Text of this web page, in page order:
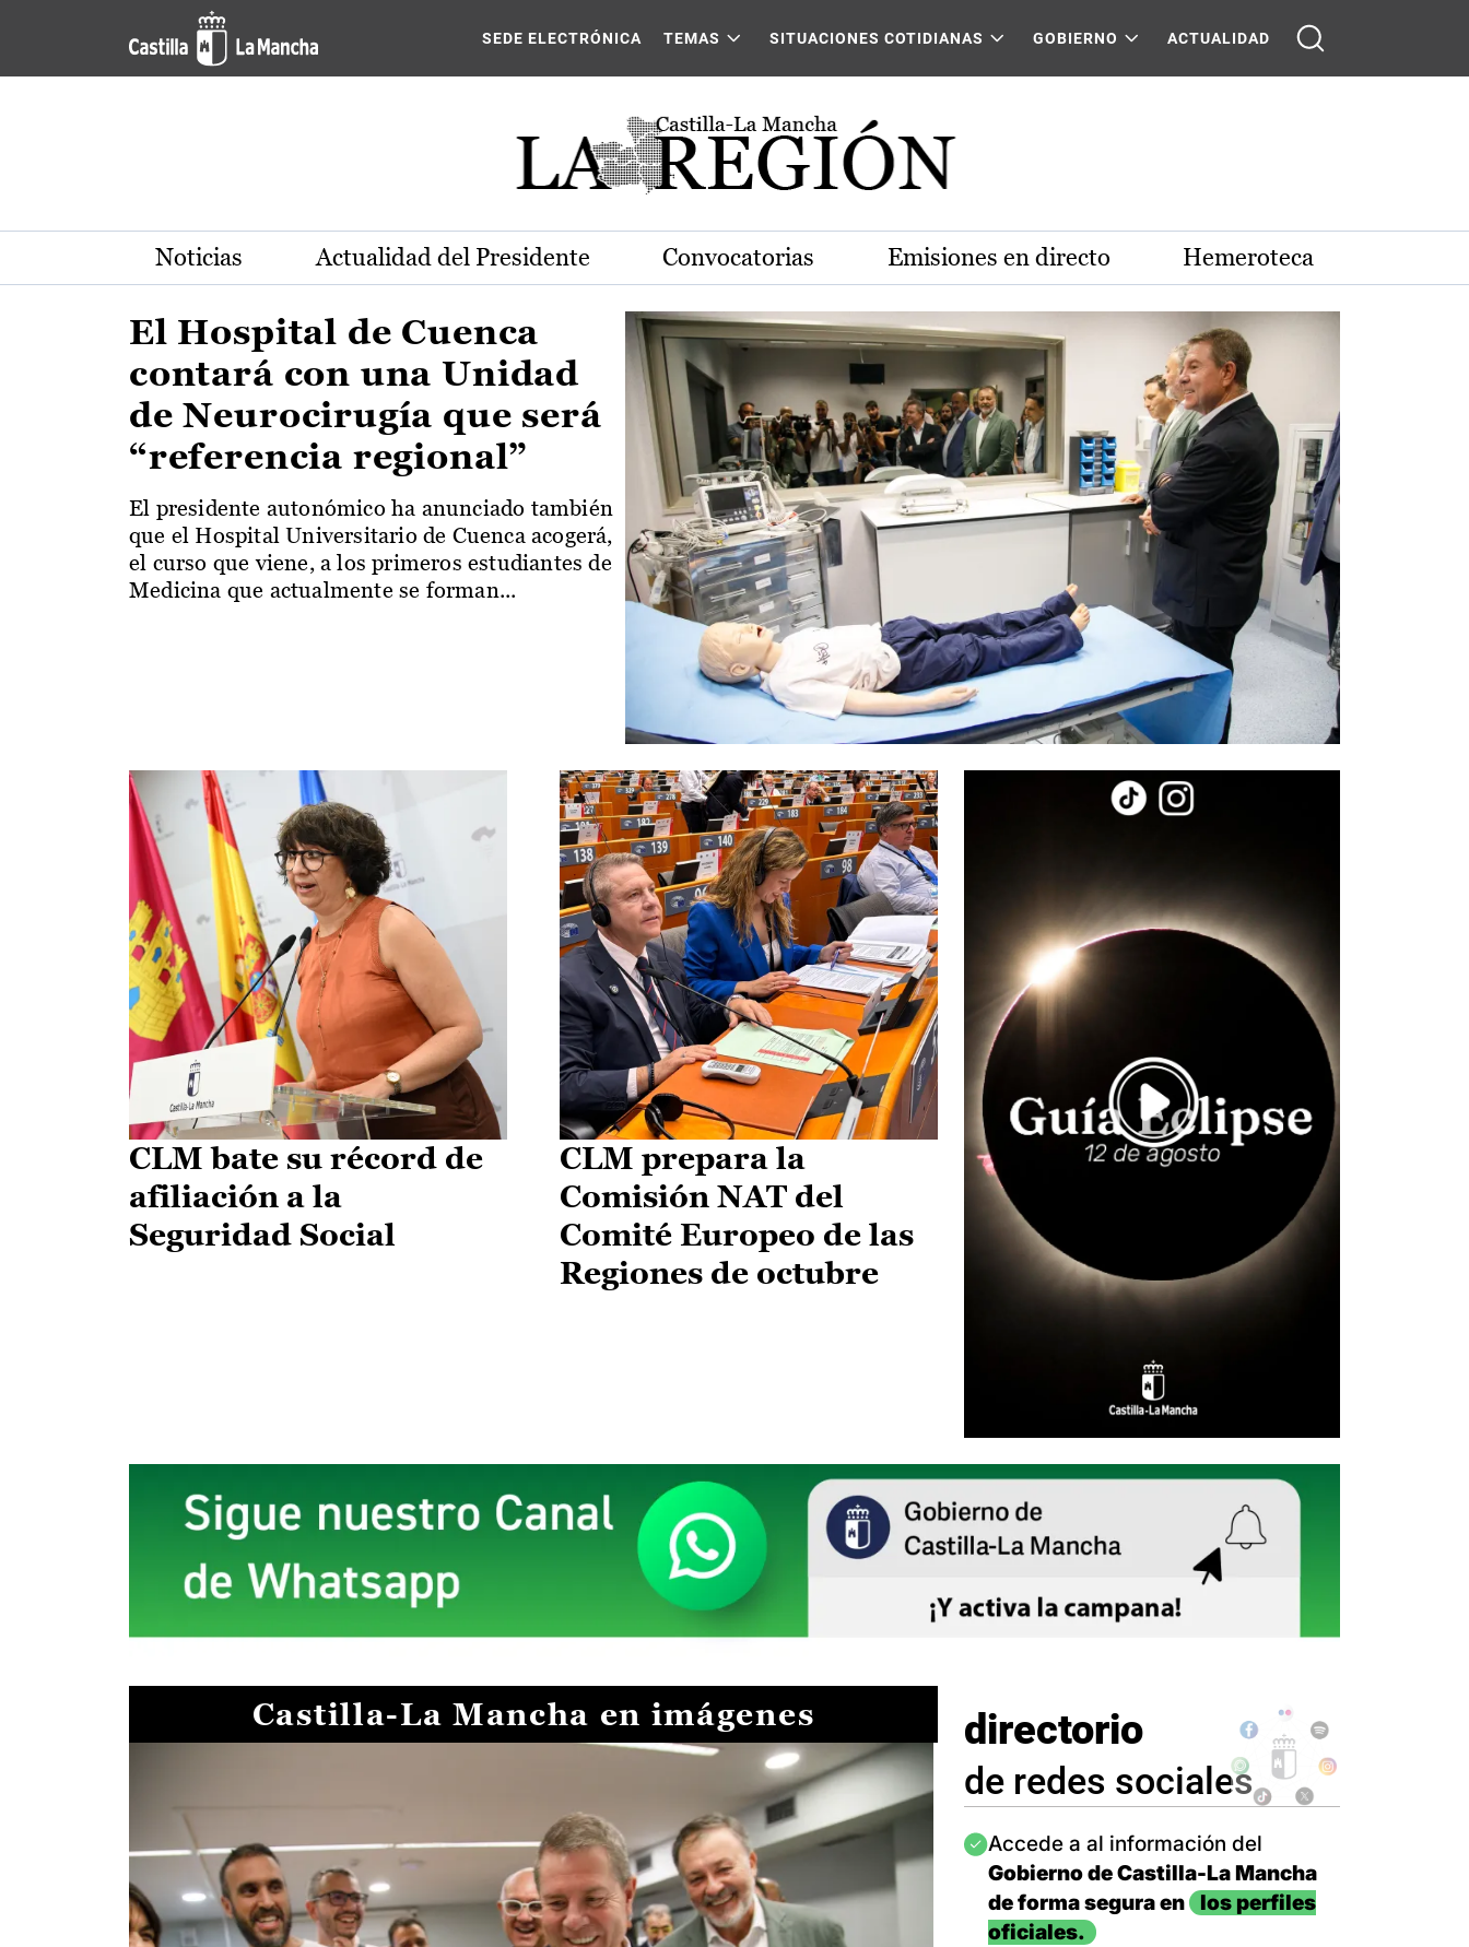
Pasar al contenido principal
Actualidad de la región de Castilla-La Mancha
SEDE ELECTRÓNICA TEMAS SITUACIONES COTIDIANAS GOBIERNO ACTUALIDAD
Noticias Actualidad del Presidente Convocatorias Emisiones en directo Hemeroteca
El Hospital de Cuenca
contará con una Unidad
de Neurocirugía que será
“referencia regional”
El presidente autonómico ha anunciado también
que el Hospital Universitario de Cuenca acogerá,
el curso que viene, a los primeros estudiantes de
Medicina que actualmente se forman...
CLM bate su récord de
afiliación a la
Seguridad Social
CLM prepara la
Comisión NAT del
Comité Europeo de las
Regiones de octubre
Castilla-La Mancha en imágenes directorio
de redes sociales
Imagen
Accede a al información del
Gobierno de Castilla-La Mancha
de forma segura en
los perfiles
oficiales.